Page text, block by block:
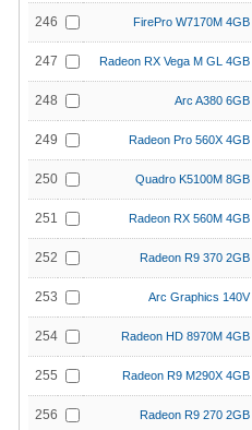
246 FirePro W7170M 4GB
247 Radeon RX Vega M GL 4GB
248 Arc A380 6GB
249 Radeon Pro 560X 4GB
250 Quadro K5100M 8GB
251 Radeon RX 560M 4GB
252 Radeon R9 370 2GB
253 Arc Graphics 140V
254 Radeon HD 8970M 4GB
255 Radeon R9 M290X 4GB
256 Radeon R9 270 2GB